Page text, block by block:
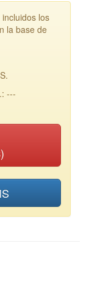
los
la base de
---